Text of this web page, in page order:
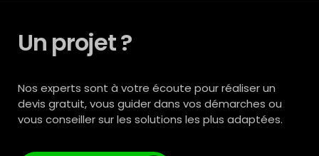
Un projet ?
Nos experts sont à votre écoute pour réaliser un
devis gratuit, vous guider dans vos démarches ou
vous conseiller sur les solutions les plus adaptées.